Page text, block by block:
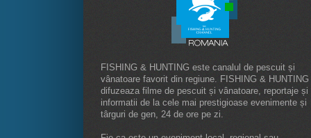
FISHING & HUNTING este canalul de pescuit și
vânatoare favorit din regiune. FISHING & HUNTING
difuzeaza filme de pescuit și vânatoare, reportaje și
informatii de la cele mai prestigioase evenimente și
târguri de gen, 24 de ore pe zi.